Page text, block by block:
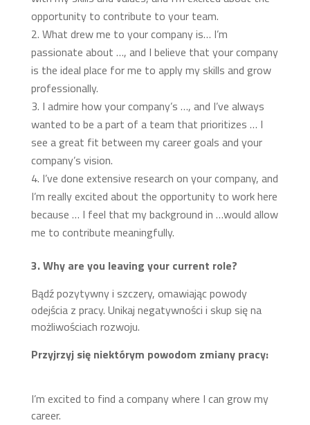
opportunity to contribute to your team.
What drew me to your company is… I’m
passionate about …, and I believe that your company
is the ideal place for me to apply my skills and grow
professionally.
I admire how your company’s …, and I’ve always
wanted to be a part of a team that prioritizes … I
see a great fit between my career goals and your
company’s vision.
I’ve done extensive research on your company, and
I’m really excited about the opportunity to work here
because … I feel that my background in …would allow
me to contribute meaningfully.
3. Why are you leaving your current role?
Bądź pozytywny i szczery, omawiając powody
odejścia z pracy. Unikaj negatywności i skup się na
możliwościach rozwoju.
Przyjrzyj się niektórym powodom zmiany pracy:
I’m excited to find a company where I can grow my
career.